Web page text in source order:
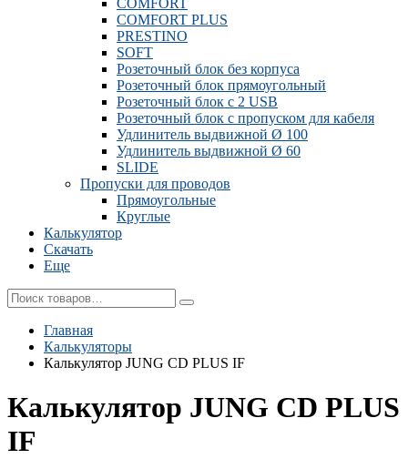
COMFORT
COMFORT PLUS
PRESTINO
SOFT
Розеточный блок без корпуса
Розеточный блок прямоугольный
Розеточный блок с 2 USB
Розеточный блок с пропуском для кабеля
Удлинитель выдвижной Ø 100
Удлинитель выдвижной Ø 60
SLIDE
Пропуски для проводов
Прямоугольные
Круглые
Калькулятор
Скачать
Еще
Главная
Калькуляторы
Калькулятор JUNG CD PLUS IF
Калькулятор JUNG CD PLUS
IF